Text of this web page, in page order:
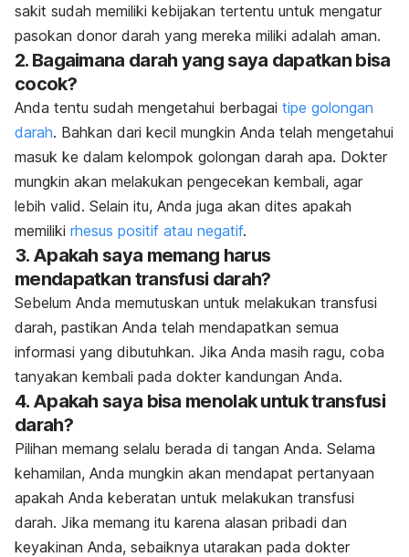
sakit sudah memiliki kebijakan tertentu untuk mengatur
pasokan donor darah yang mereka miliki adalah aman.
2. Bagaimana darah yang saya dapatkan bisa
cocok?
Anda tentu sudah mengetahui berbagai tipe golongan
darah. Bahkan dari kecil mungkin Anda telah mengetahui
masuk ke dalam kelompok golongan darah apa. Dokter
mungkin akan melakukan pengecekan kembali, agar
lebih valid. Selain itu, Anda juga akan dites apakah
memiliki rhesus positif atau negatif.
3. Apakah saya memang harus
mendapatkan transfusi darah?
Sebelum Anda memutuskan untuk melakukan transfusi
darah, pastikan Anda telah mendapatkan semua
informasi yang dibutuhkan. Jika Anda masih ragu, coba
tanyakan kembali pada dokter kandungan Anda.
4. Apakah saya bisa menolak untuk transfusi
darah?
Pilihan memang selalu berada di tangan Anda. Selama
kehamilan, Anda mungkin akan mendapat pertanyaan
apakah Anda keberatan untuk melakukan transfusi
darah. Jika memang itu karena alasan pribadi dan
keyakinan Anda, sebaiknya utarakan pada dokter